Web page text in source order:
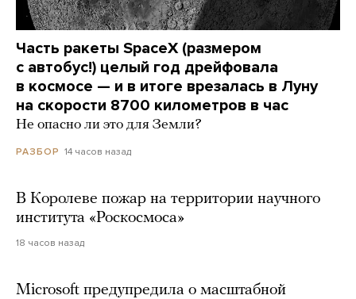
Часть ракеты SpaceX (размером
с автобус!) целый год дрейфовала
в космосе — и в итоге врезалась в Луну
на скорости 8700 километров в час
Не опасно ли это для Земли?
РАЗБОР 14 часов назад
В Королеве пожар на территории научного
института «Роскосмоса»
18 часов назад
Microsoft предупредила о масштабной